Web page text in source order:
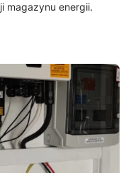
magazynu energii.